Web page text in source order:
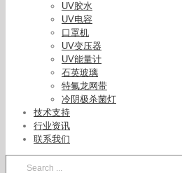
UV胶水
UV电容
口罩机
UV变压器
UV能量计
石英玻璃
特氟龙网带
冷阴极杀菌灯
技术支持
行业资讯
联系我们